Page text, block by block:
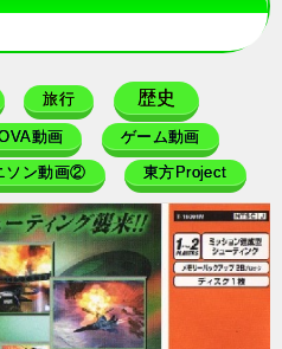
旅行 歴史
動画 ゲーム動画
ソン動画② 東方Project